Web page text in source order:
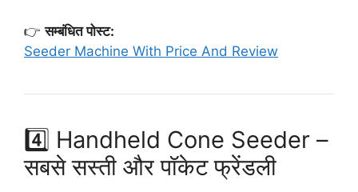
👉सम्बंधित पोस्ट:
Seeder Machine With Price And Review
4️⃣ Handheld Cone Seeder –
सबसे सस्ती और पॉकेट फ्रेंडली